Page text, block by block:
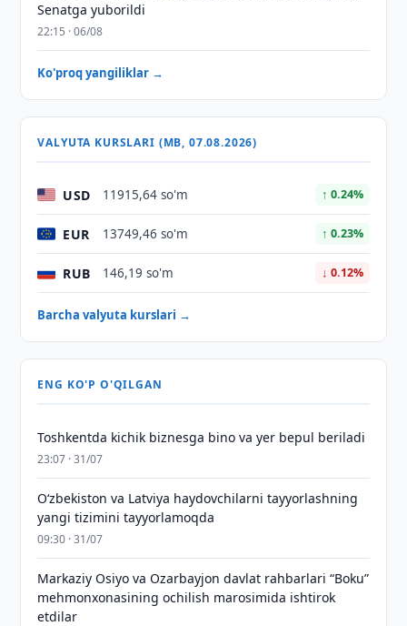
Senatga yuborildi
22:15 · 06/08
Ko'proq yangiliklar →
VALYUTA KURSLARI (MB, 07.08.2026)
USD 11915,64 so'm ↑ 0.24%
EUR 13749,46 so'm ↑ 0.23%
RUB 146,19 so'm ↓ 0.12%
Barcha valyuta kurslari →
ENG KO'P O'QILGAN
Toshkentda kichik biznesga bino va yer bepul beriladi
23:07 · 31/07
Oʻzbekiston va Latviya haydovchilarni tayyorlashning
yangi tizimini tayyorlamoqda
09:30 · 31/07
Markaziy Osiyo va Ozarbayjon davlat rahbarlari “Boku”
mehmonxonasining ochilish marosimida ishtirok
etdilar